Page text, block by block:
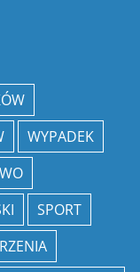
WYPADEK
SPORT